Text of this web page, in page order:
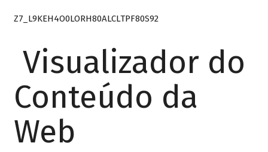
Z7_L9KEH4O0LORH80ALCLTPF80S92
Visualizador do
Conteúdo da
Web